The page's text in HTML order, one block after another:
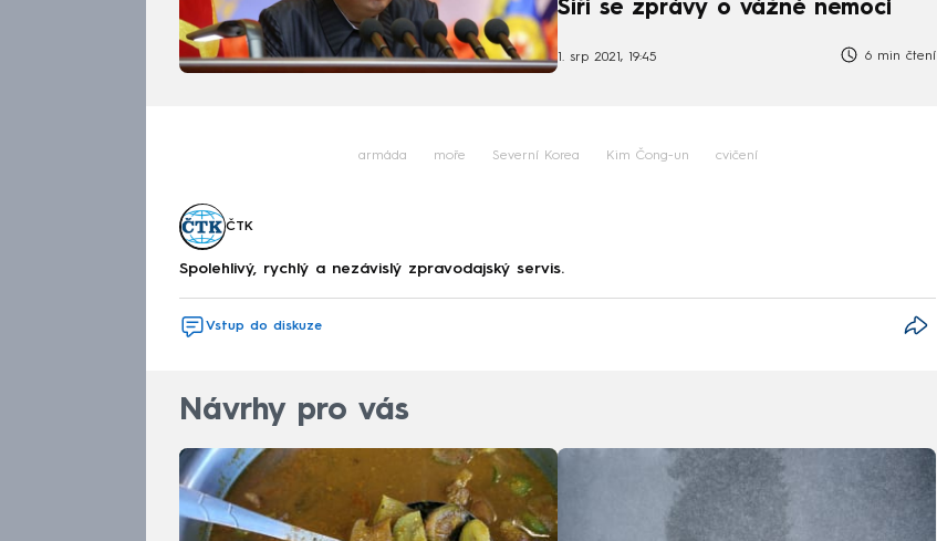
Šíří se zprávy o vážné nemoci
1. srp 2021, 19:45 6 min čtení
armáda moře Severní Korea Kim Čong-un cvičení
ČTK
Spolehlivý, rychlý a nezávislý zpravodajský servis.
Vstup do diskuze
Návrhy pro vás